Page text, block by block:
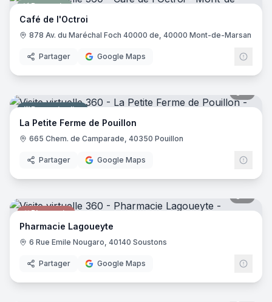
Brasserie
Café de l'Octroi
878 Av. du Maréchal Foch 40000 de, 40000 Mont-de-Marsan
Partager Google Maps
Parc animalier
La Petite Ferme de Pouillon
665 Chem. de Camparade, 40350 Pouillon
Partager Google Maps
Pharmacie
Pharmacie Lagoueyte
6 Rue Emile Nougaro, 40140 Soustons
Partager Google Maps